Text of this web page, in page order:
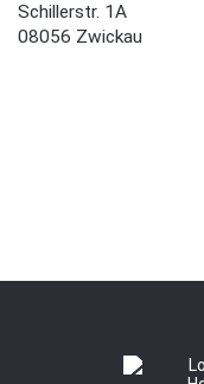
Schillerstr. 1A
08056 Zwickau